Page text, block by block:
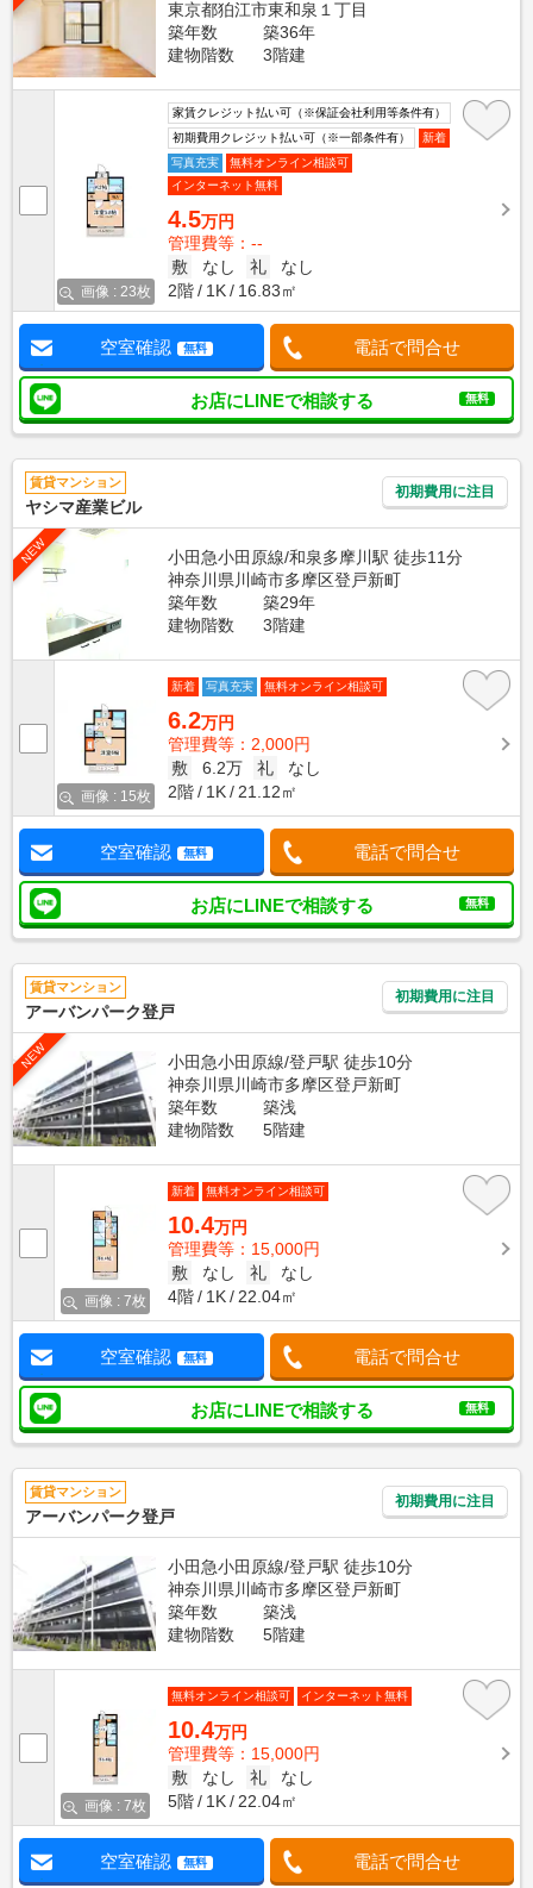
東京都狛江市東和泉１丁目
築年数
築36年
建物階数
3階建
画像 : 23枚
家賃クレジット払い可（※保証会社利用等条件有）
初期費用クレジット払い可（※一部条件有）
新着
写真充実
無料オンライン相談可
インターネット無料
4.5万円
管理費等：--
敷
なし 礼
なし
2階
1K 16.83㎡
空室確認 無料 電話で問合せ
お店にLINEで相談する 無料
賃貸マンション
ヤシマ産業ビル
初期費用に注目
NEW
小田急小田原線/和泉多摩川駅 徒歩11分
神奈川県川崎市多摩区登戸新町
築年数
築29年
建物階数
3階建
画像 : 15枚
新着 写真充実 無料オンライン相談可
6.2万円
管理費等：2,000円
敷
6.2万 礼
なし
2階
1K 21.12㎡
空室確認 無料 電話で問合せ
お店にLINEで相談する 無料
賃貸マンション
アーバンパーク登戸
初期費用に注目
NEW
小田急小田原線/登戸駅 徒歩10分
神奈川県川崎市多摩区登戸新町
築年数
築浅
建物階数
5階建
画像 : 7枚
新着 無料オンライン相談可
10.4万円
管理費等：15,000円
敷
なし 礼
なし
4階
1K 22.04㎡
空室確認 無料 電話で問合せ
お店にLINEで相談する 無料
賃貸マンション
アーバンパーク登戸
初期費用に注目
小田急小田原線/登戸駅 徒歩10分
神奈川県川崎市多摩区登戸新町
築年数
築浅
建物階数
5階建
画像 : 7枚
無料オンライン相談可 インターネット無料
10.4万円
管理費等：15,000円
敷
なし 礼
なし
5階
1K 22.04㎡
空室確認 無料 電話で問合せ